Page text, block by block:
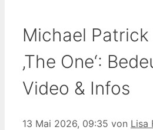
Michael Patrick
‚The One‘:
Video & Infos
13 Mai 2026, 09:35 von Lisa